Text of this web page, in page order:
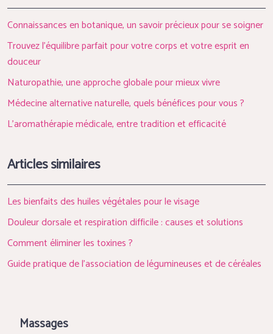
Connaissances en botanique, un savoir précieux pour se soigner
Trouvez l’équilibre parfait pour votre corps et votre esprit en
douceur
Naturopathie, une approche globale pour mieux vivre
Médecine alternative naturelle, quels bénéfices pour vous ?
L’aromathérapie médicale, entre tradition et efficacité
Articles similaires
Les bienfaits des huiles végétales pour le visage
Douleur dorsale et respiration difficile : causes et solutions
Comment éliminer les toxines ?
Guide pratique de l’association de légumineuses et de céréales
Massages